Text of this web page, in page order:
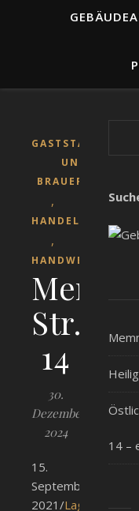
GASTSTÄTTEN
UND
BRAUEREIEN
,
HANDEL
,
HANDWERK
Str.
14
30.
Dezember
2024
15.
September
2021/Lageplan
14 –